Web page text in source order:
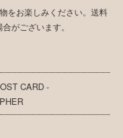
をお楽しみください。送料
がございます。
CARD -